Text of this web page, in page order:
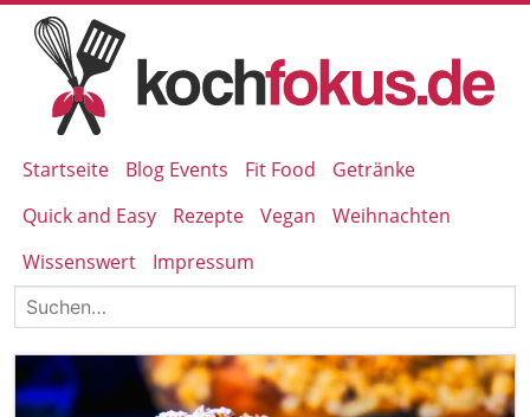
Startseite Blog Events Fit Food
Getränke
Quick and Easy
Rezepte Vegan
Weihnachten
Wissenswert
Impressum